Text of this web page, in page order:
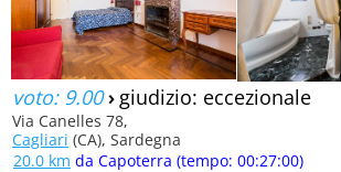
voto: 9.00› giudizio: eccezionale
Via Canelles 78,
Cagliari (CA), Sardegna
20.0 km da Capoterra (tempo: 00:27:00)